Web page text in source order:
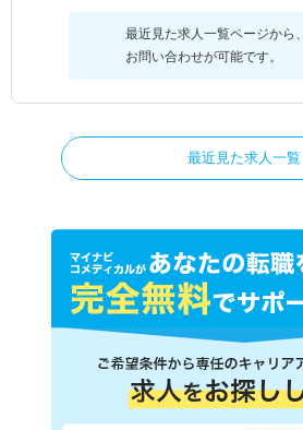
最近見た求人一覧ページから、
お問い合わせが可能です。
最近見た求人一覧